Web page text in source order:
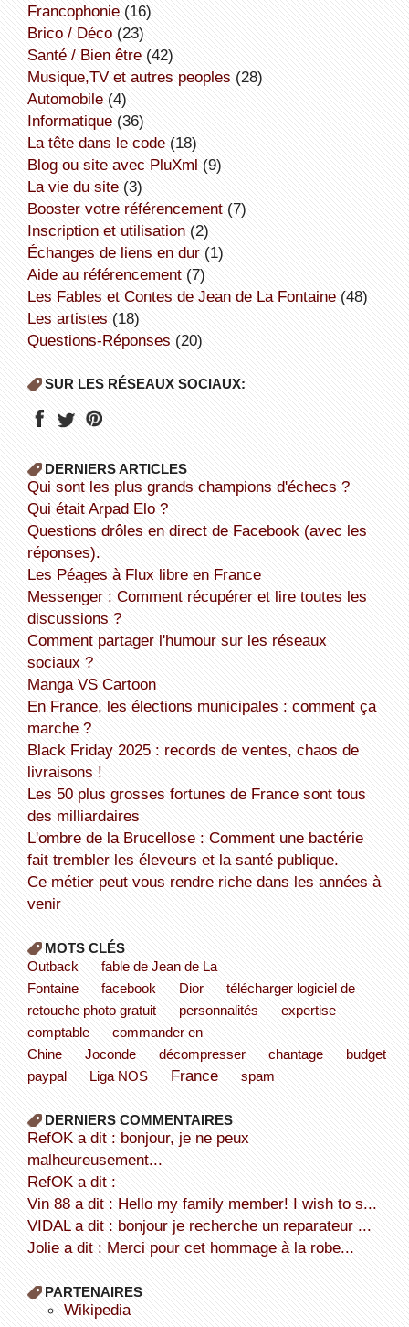
Francophonie(16)
Brico / Déco(23)
Santé / Bien être(42)
Musique,TV et autres peoples (28)
Automobile(4)
informatique(36)
la tête dans le code(18)
Blog ou site avec PluXml (9)
la vie du site(3)
booster votre référencement(7)
inscription et utilisation(2)
échanges de liens en dur(1)
aide au référencement(7)
Les Fables et Contes de Jean de La Fontaine(48)
Les artistes (18)
Questions-Réponses (20)
SUR LES RÉSEAUX SOCIAUX:
DERNIERS ARTICLES
Qui sont les plus grands champions d'échecs ?
Qui était Arpad Elo ?
Questions drôles en direct de Facebook (avec les
réponses).
Les Péages à Flux libre en France
Messenger : Comment récupérer et lire toutes les
discussions ?
Comment partager l'humour sur les réseaux
sociaux ?
Manga VS Cartoon
En France, les élections municipales : comment ça
marche ?
Black Friday 2025 : records de ventes, chaos de
livraisons !
Les 50 plus grosses fortunes de France sont tous
des milliardaires
L'ombre de la Brucellose : Comment une bactérie
fait trembler les éleveurs et la santé publique.
Ce métier peut vous rendre riche dans les années à
venir
MOTS CLÉS
Outback
fable de Jean de La
Fontaine
facebook Dior
télécharger logiciel de
retouche photo gratuit
personnalités
expertise
comptable
commander en
Chine
Joconde décompresser chantage budget
paypal Liga NOS France spam
DERNIERS COMMENTAIRES
refOK a dit : bonjour, je ne peux
malheureusement...
refOK a dit :
Vin 88 a dit : Hello my family member! I wish to s...
VIDAL a dit : bonjour je recherche un reparateur ...
Jolie a dit : Merci pour cet hommage à la robe...
PARTENAIRES
wikipedia